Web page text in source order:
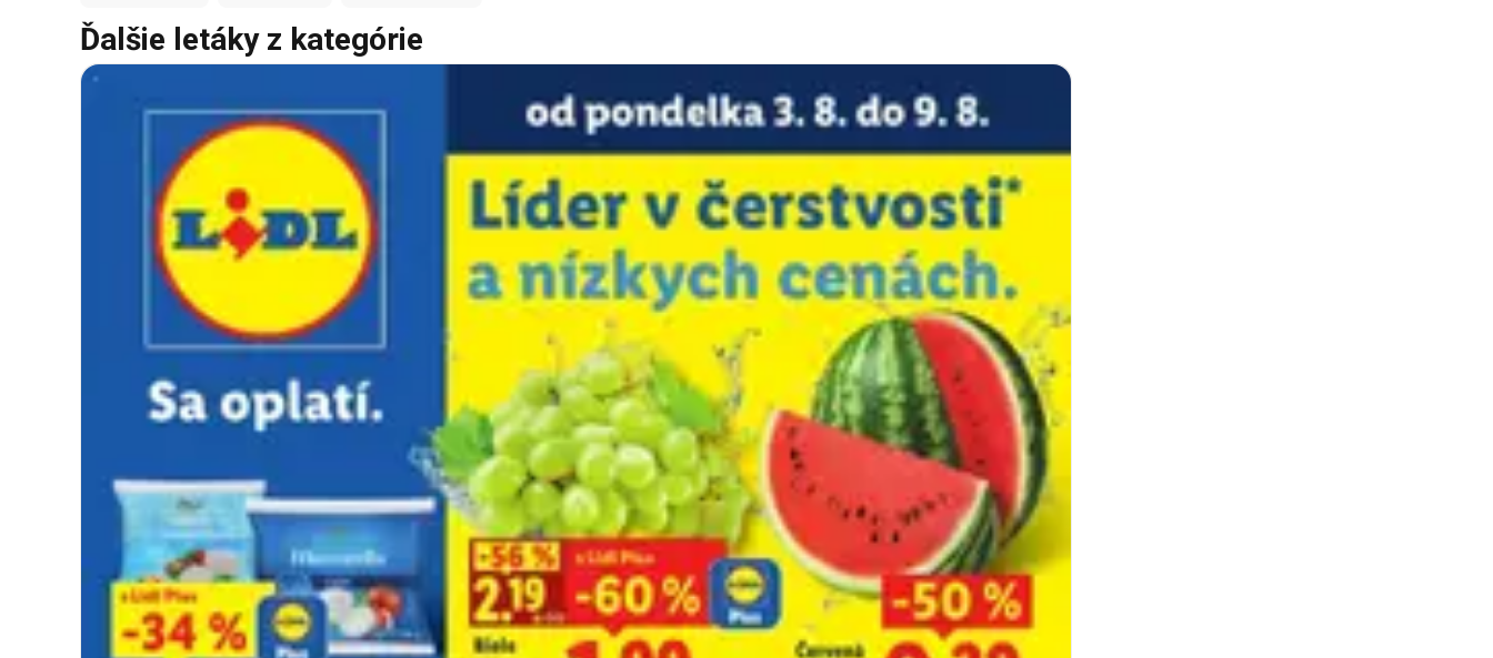
Ďalšie letáky z kategórie